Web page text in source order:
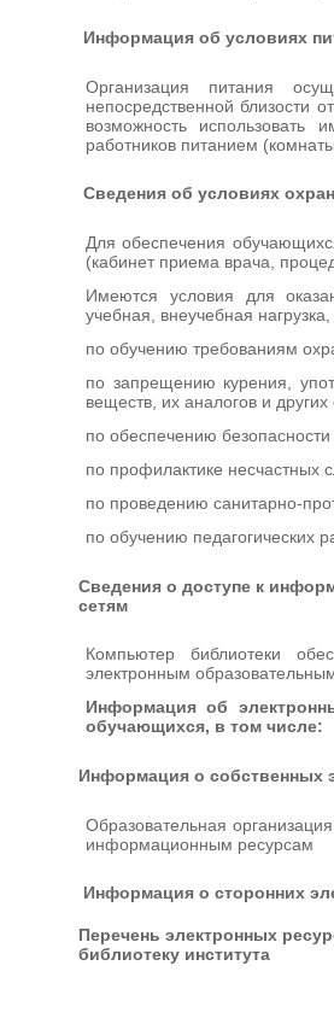
Информация об условиях
Организация питания
непосредственной близости
возможность
работников питанием
Сведения об условиях
Для обеспечения
(кабинет приема врача,
Имеются условия для
учебная, внеучебная
по обучению требованиям
по запрещению курения,
веществ, их аналогов и
по обеспечению
по профилактике несчастных
по проведению санитарно-
по обучению педагогических
Сведения о доступе к
сетям
Компьютер библиотеки
электронным
Информация об
обучающихся, в том числе:
Информация о собственных
Образовательная
информационным ресурсам
Информация о сторонних
Перечень электронных
библиотеку института